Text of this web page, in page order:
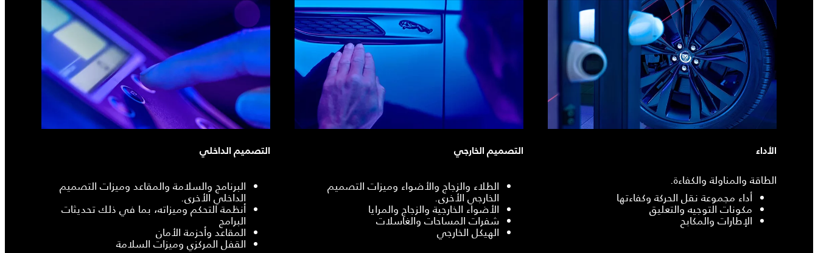
الأداء
الطاقة والمناولة والكفاءة.
أداء مجموعة نقل الحركة وكفاءتها
مكونات التوجيه والتعليق
الإطارات والمكابح
التصميم الخارجي
الطلاء والزجاج والأضواء وميزات التصميم
الخارجي الأخرى.
الأضواء الخارجية والزجاج والمرايا
شفرات المساحات والغاسلات
الهيكل الخارجي
التصميم الداخلي
البرنامج والسلامة والمقاعد وميزات التصميم
الداخلي الأخرى.
أنظمة التحكم وميزاته، بما في ذلك تحديثات
البرامج
المقاعد وأحزمة الأمان
القفل المركزي وميزات السلامة